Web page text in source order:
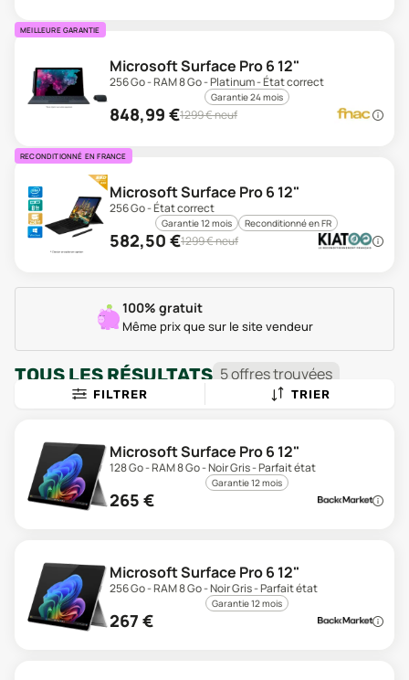
MEILLEURE GARANTIE
Microsoft Surface Pro 6 12"
256 Go - RAM 8 Go - Platinum - État correct
Garantie 24 mois
848,99 €1299€ neuf
RECONDITIONNÉ EN FRANCE
Microsoft Surface Pro 6 12"
256 Go - État correct
Garantie 12 mois Reconditionné en FR
582,50 €1299€ neuf
100% gratuit
Même prix que sur le site vendeur
TOUS LES RÉSULTATS 5offrestrouvées
FILTRER TRIER
Microsoft Surface Pro 6 12"
128 Go - RAM 8 Go - Noir Gris - Parfait état
Garantie 12 mois
265 €
Microsoft Surface Pro 6 12"
256 Go - RAM 8 Go - Noir Gris - Parfait état
Garantie 12 mois
267 €